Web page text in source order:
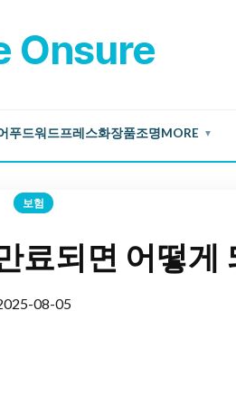
Onsure
푸드워드프레스화장품조명MORE ▼
보험
료되면 어떻게
08-05